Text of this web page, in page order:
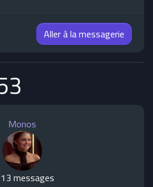
Aller à la messagerie
Monos
messages